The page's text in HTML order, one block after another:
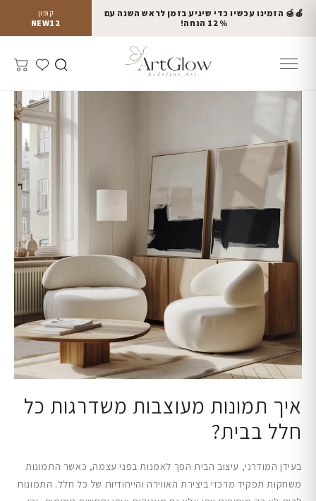
קופון
NEW12
🍎🍯 הזמינו עכשיו כדי שיגיע בזמן לראש השנה עם
12% הנחה!
איך תמונות מעוצבות משדרגות כל
חלל בבית?
בעידן המודרני, עיצוב הבית הפך לאמנות בפני עצמה, כאשר התמונות
משחקות תפקיד מרכזי ביצירת האווירה והייחודיות של כל חלל. התמונות